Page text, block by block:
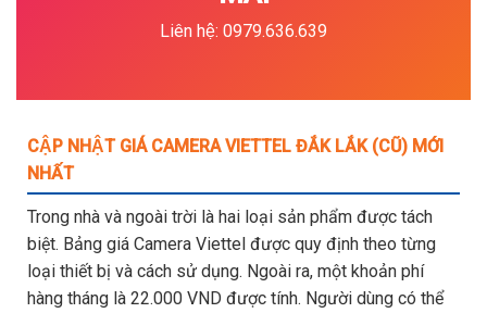
Liên hệ: 0979.636.639
CẬP NHẬT GIÁ CAMERA VIETTEL ĐẮK LẮK (CŨ) MỚI
NHẤT
Trong nhà và ngoài trời là hai loại sản phẩm được tách
biệt. Bảng giá Camera Viettel được quy định theo từng
loại thiết bị và cách sử dụng. Ngoài ra, một khoản phí
hàng tháng là 22.000 VND được tính. Người dùng có thể